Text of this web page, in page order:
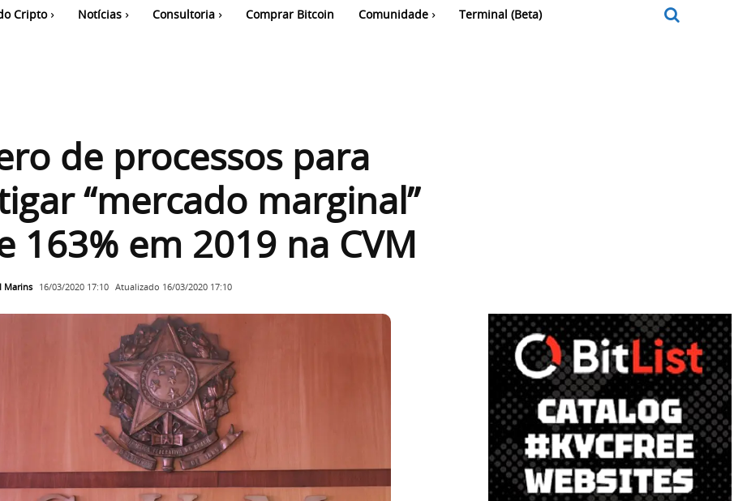
Cripto Notícias Consultoria Comprar Bitcoin Comunidade Terminal (Beta)
de processos para
“mercado marginal”
163% em 2019 na CVM
Marins 16/03/2020 17:10 Atualizado 16/03/2020 17:10